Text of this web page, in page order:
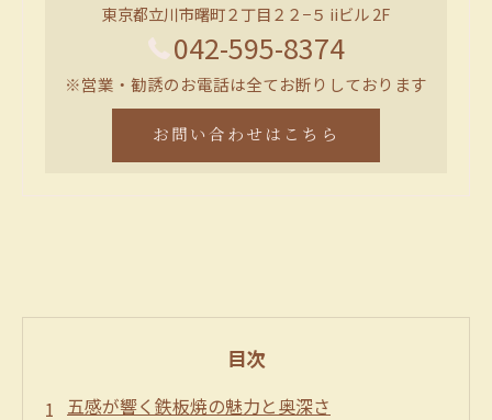
東京都立川市曙町２丁目２２−５ iiビル 2F
042-595-8374
※営業・勧誘のお電話は全てお断りしております
お問い合わせはこちら
目次
五感が響く鉄板焼の魅力と奥深さ